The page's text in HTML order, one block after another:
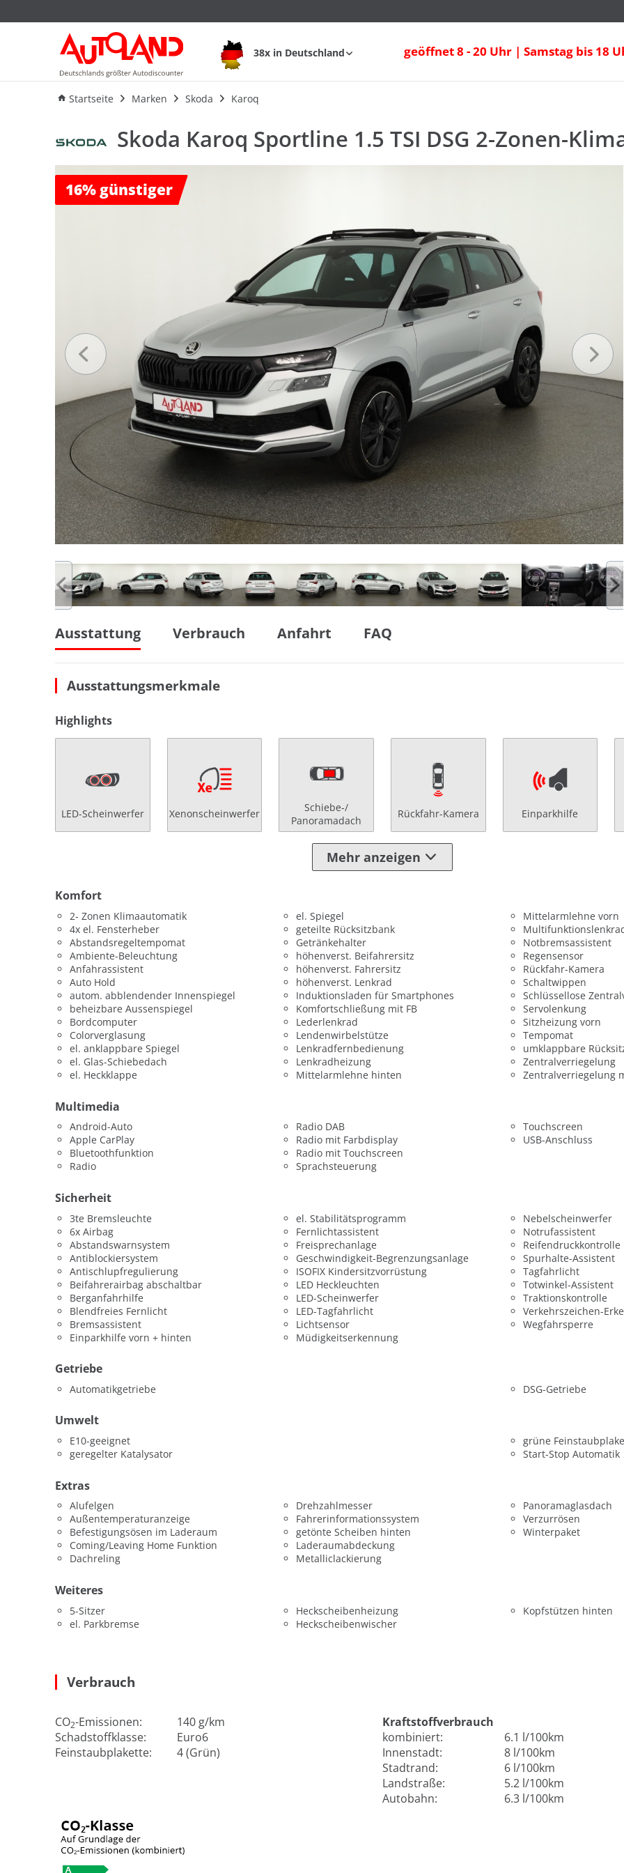
38x in Deutschland geöffnet 8 - 20 Uhr | Samstag bis 18
Startseite Marken Skoda Karoq
Skoda Karoq Sportline 1.5 TSI DSG 2-Zonen-Klima
Ausstattung Verbrauch
Skoda Karoq Sportline 1.5 TSI DSG 2-Zonen-
16% günstiger
Ausstattung Verbrauch Anfahrt FAQ
Ausstattungsmerkmale
Highlights
LED-Scheinwerfer Xenonscheinwerfer
Schiebe-/
Panoramadach
Rückfahr-Kamera Einparkhilfe
Mehr anzeigen
Komfort
2- Zonen Klimaautomatik
4x el. Fensterheber
Abstandsregeltempomat
Ambiente-Beleuchtung
Anfahrassistent
Auto Hold
autom. abblendender Innenspiegel
beheizbare Aussenspiegel
Bordcomputer
Colorverglasung
el. anklappbare Spiegel
el. Glas-Schiebedach
el. Heckklappe
el. Spiegel
geteilte Rücksitzbank
Getränkehalter
höhenverst. Beifahrersitz
höhenverst. Fahrersitz
höhenverst. Lenkrad
Induktionsladen für Smartphones
Komfortschließung mit FB
Lederlenkrad
Lendenwirbelstütze
Lenkradfernbedienung
Lenkradheizung
Mittelarmlehne hinten
Mittelarmlehne vorn
Notbremsassistent
Regensensor
Rückfahr-Kamera
Schaltwippen
Schlüssellose
Servolenkung
Sitzheizung vorn
Tempomat
umklappbare
Zentralverriegelung
Zentralverriegelung
Multimedia
Android-Auto
Apple CarPlay
Bluetoothfunktion
Radio
Radio DAB
Radio mit Farbdisplay
Radio mit Touchscreen
Sprachsteuerung
Touchscreen
USB-Anschluss
Sicherheit
3te Bremsleuchte
6x Airbag
Abstandswarnsystem
Antiblockiersystem
Antischlupfregulierung
Beifahrerairbag abschaltbar
Berganfahrhilfe
Blendfreies Fernlicht
Bremsassistent
Einparkhilfe vorn + hinten
el. Stabilitätsprogramm
Fernlichtassistent
Freisprechanlage
Geschwindigkeit-Begrenzungsanlage
ISOFIX Kindersitzvorrüstung
LED Heckleuchten
LED-Scheinwerfer
LED-Tagfahrlicht
Lichtsensor
Müdigkeitserkennung
Nebelscheinwerfer
Notrufassistent
Reifendruckkontrolle
Spurhalte-Assistent
Tagfahrlicht
Totwinkel-Assistent
Traktionskontrolle
Verkehrszeichen-
Wegfahrsperre
Getriebe
Automatikgetriebe DSG-Getriebe
Umwelt
E10-geeignet
geregelter Katalysator
grüne
Start-Stop Automatik
Extras
Alufelgen
Außentemperaturanzeige
Befestigungsösen im Laderaum
Coming/Leaving Home Funktion
Dachreling
Drehzahlmesser
Fahrerinformationssystem
getönte Scheiben hinten
Laderaumabdeckung
Metalliclackierung
Panoramaglasdach
Verzurrösen
Winterpaket
Weiteres
5-Sitzer
el. Parkbremse
Heckscheibenheizung
Heckscheibenwischer
Kopfstützen hinten
Verbrauch
CO2-Emissionen:
140 g/km
Schadstoffklasse:
Euro6
Feinstaubplakette:
4 (Grün)
Kraftstoffverbrauch
kombiniert:
6.1 l/100km
Innenstadt:
8 l/100km
Stadtrand:
6 l/100km
Landstraße:
5.2 l/100km
Autobahn:
6.3 l/100km